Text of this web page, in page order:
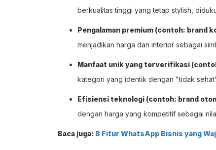
berkualitas tinggi yang tetap stylish,
Pengalaman premium (contoh: brand
menjadikan harga dan interior sebagai
Manfaat unik yang terverifikasi
kategori yang identik dengan "tidak
Efisiensi teknologi (contoh: brand
dengan harga yang kompetitif sebagai
Baca juga: 8 Fitur WhatsApp Bisnis yang